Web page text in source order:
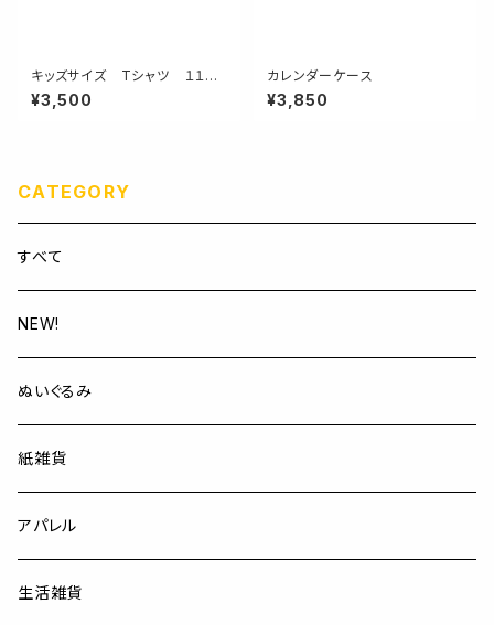
キッズサイズ Tシャツ １１０，
１３０，１５０ Flowers for yo
u sweet pink
¥3,500
カレンダーケース
¥3,850
CATEGORY
すべて
NEW!
ぬいぐるみ
紙雑貨
アパレル
生活雑貨